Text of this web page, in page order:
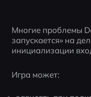
Многие проблемы
запускается» на
инициализации
Игра может: